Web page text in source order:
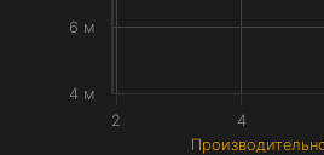
2 4
4 м
6 м